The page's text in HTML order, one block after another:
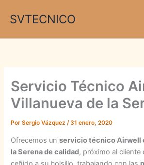
SVTECNICO
Servicio Técnico
Villanueva de la
PorSergio Vázquez/31 enero, 2020
Ofrecemos unservicio técnico Airwell
la Serena de calidad, próximo al cliente